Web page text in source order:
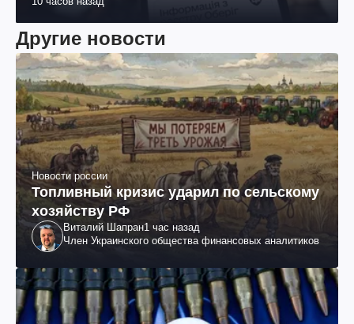
Другие новости
Новости россии
Топливный кризис ударил по сельскому
хозяйству РФ
Виталий Шапран1 час назад
Член Украинского общества финансовых аналитиков